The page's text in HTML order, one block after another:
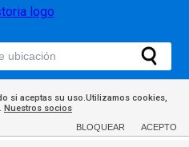
si aceptas su uso.Utilizamos cookies,
Nuestros socios
BLOQUEAR ACEPTO